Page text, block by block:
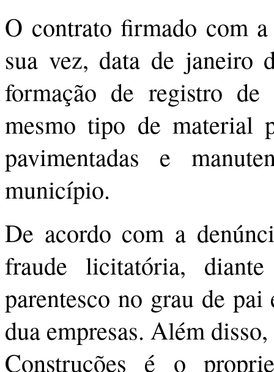
O contrato firmado com
sua vez, data de janeiro
formação de registro
mesmo tipo de material
pavimentadas e
município.
De acordo com a
fraude licitatória,
parentesco no grau de
dua empresas. Além
Construções é o